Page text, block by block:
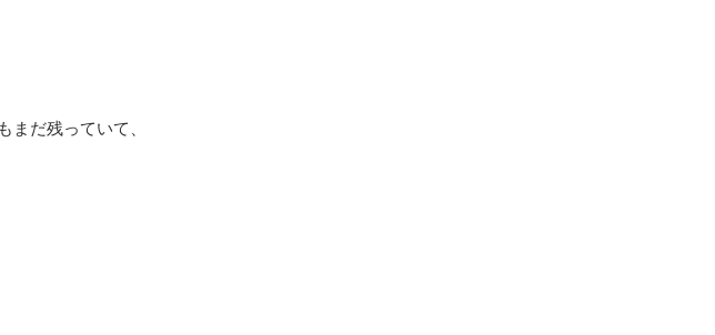
だ残っていて、